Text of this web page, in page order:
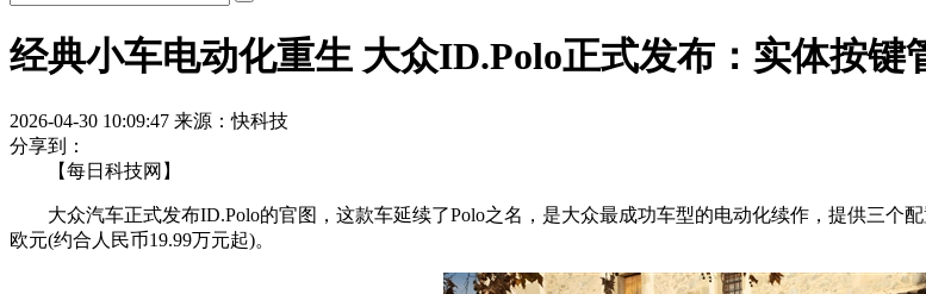
经典小车电动化重生 大众ID.Polo正式发布：实体按键
2026-04-30 10:09:47 来源：快科技
分享到：
【每日科技网】
大众汽车正式发布ID.Polo的官图，这款车延续了Polo之名，是大众最成功车型的电动化续作，提供三个配
欧元(约合人民币19.99万元起)。